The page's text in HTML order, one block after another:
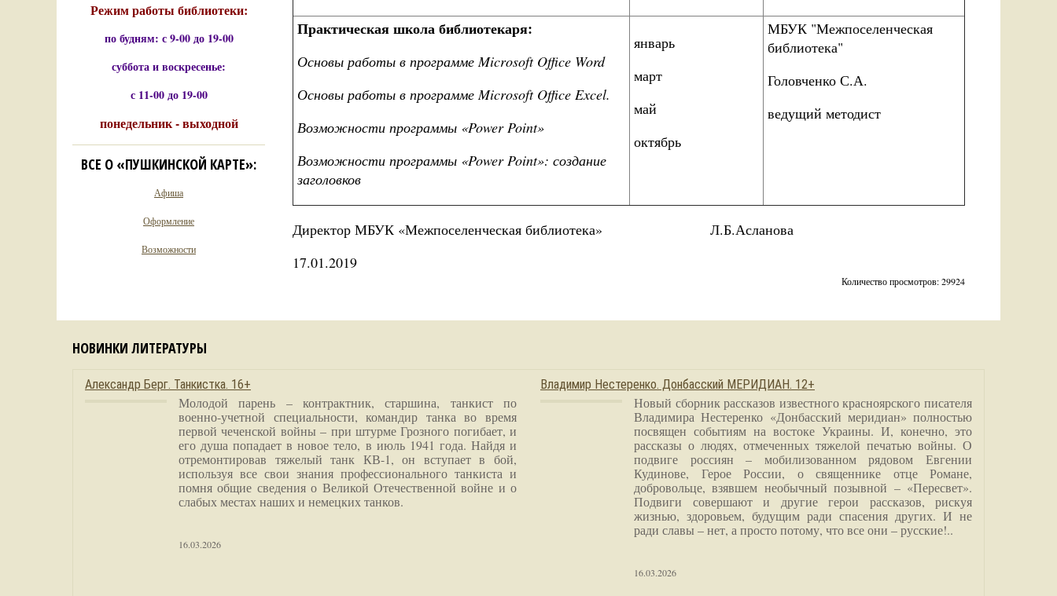
Практическая школа библиотекаря:
Основы работы в программе Microsoft Office Word
Основы работы в программе Microsoft Office Excel.
Возможности программы «Power Point»
Возможности программы «Power Point»: создание
заголовков
январь
март
май
октябрь
МБУК "Межпоселенческая
библиотека"
Головченко С.А.
ведущий методист
Директор МБУК «Межпоселенческая библиотека» Л.Б.Асланова
17.01.2019
Количество просмотров: 29924
Режим работы библиотеки:
по будням: с 9-00 до 19-00
суббота и воскресенье:
с 11-00 до 19-00
понедельник - выходной
ВСЕ О «ПУШКИНСКОЙ КАРТЕ»:
Афиша
Оформление
Возможности
НОВИНКИ ЛИТЕРАТУРЫ
Александр Берг. Танкистка. 16+
Молодой парень – контрактник, старшина, танкист по
военно-учетной специальности, командир танка во время
первой чеченской войны – при штурме Грозного погибает, и
его душа попадает в новое тело, в июль 1941 года. Найдя и
отремонтировав тяжелый танк КВ-1, он вступает в бой,
используя все свои знания профессионального танкиста и
помня общие сведения о Великой Отечественной войне и о
слабых местах наших и немецких танков.
16.03.2026
Владимир Нестеренко. Донбасский МЕРИДИАН. 12+
Новый сборник рассказов известного красноярского писателя
Владимира Нестеренко «Донбасский меридиан» полностью
посвящен событиям на востоке Украины. И, конечно, это
рассказы о людях, отмеченных тяжелой печатью войны. О
подвиге россиян – мобилизованном рядовом Евгении
Кудинове, Герое России, о священнике отце Романе,
добровольце, взявшем необычный позывной – «Пересвет».
Подвиги совершают и другие герои рассказов, рискуя
жизнью, здоровьем, будущим ради спасения других. И не
ради славы – нет, а просто потому, что все они – русские!..
16.03.2026